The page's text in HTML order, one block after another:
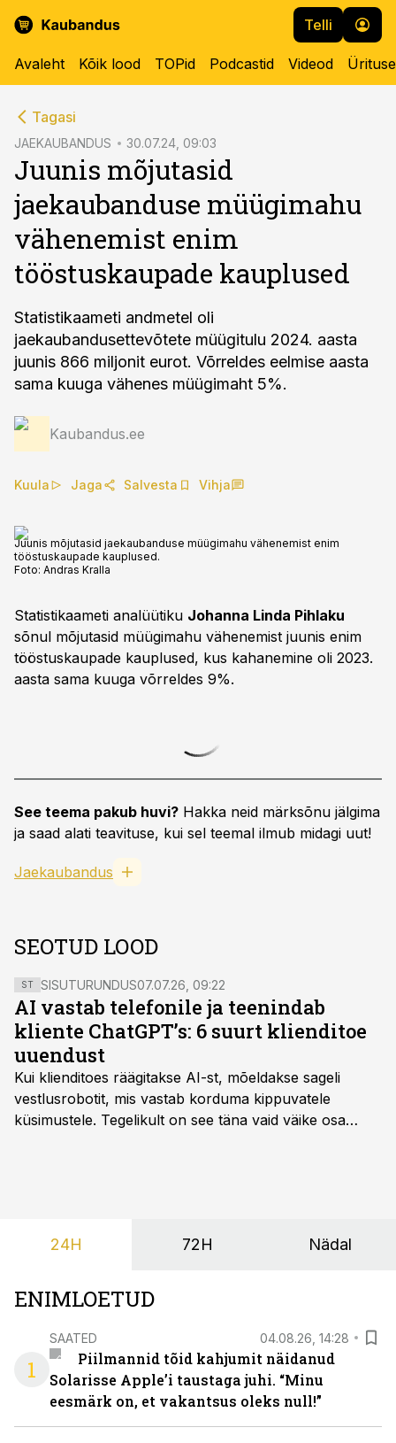
Telli
Avaleht Kõik lood TOPid Podcastid Videod
Tagasi
JAEKAUBANDUS 30.07.24, 09:03
Juunis mõjutasid
jaekaubanduse müügimahu
vähenemist enim
tööstuskaupade kauplused
Statistikaameti andmetel oli
jaekaubandusettevõtete müügitulu 2024. aasta
juunis 866 miljonit eurot. Võrreldes eelmise aasta
sama kuuga vähenes müügimaht 5%.
Kaubandus.ee
Kuula Jaga Salvesta Vihja
Juunis mõjutasid jaekaubanduse müügimahu vähenemist enim
tööstuskaupade kauplused.
Foto: Andras Kralla
Statistikaameti analüütiku Johanna Linda Pihlaku
sõnul mõjutasid müügimahu vähenemist juunis enim
tööstuskaupade kauplused, kus kahanemine oli 2023.
aasta sama kuuga võrreldes 9%.
See teema pakub huvi? Hakka neid märksõnu jälgima
ja saad alati teavituse, kui sel teemal ilmub midagi uut!
Jaekaubandus
SEOTUD LOOD
ST SISUTURUNDUS07.07.26, 09:22
AI vastab telefonile ja teenindab
kliente ChatGPT’s: 6 suurt klienditoe
uuendust
Kui klienditoes räägitakse AI-st, mõeldakse sageli
vestlusrobotit, mis vastab korduma kippuvatele
küsimustele. Tegelikult on see täna vaid väike osa
24H 72H Nädal
ENIMLOETUD
1
SAATED 04.08.26, 14:28
Piilmannid tõid kahjumit näidanud
Solarisse Apple’i taustaga juhi. “Minu
eesmärk on, et vakantsus oleks null!”